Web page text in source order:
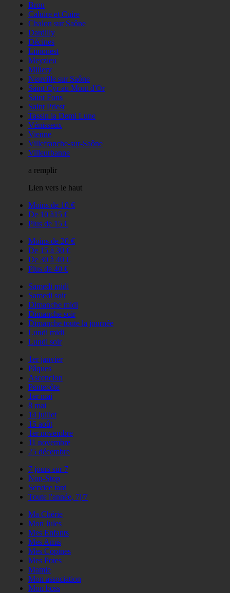
Bron
Caluire et Cuire
Chalon sur Saône
Dardilly
Décines
Limonest
Meyzieu
Millery
Neuville sur Saône
Saint Cyr au Mont d'Or
Saint Fons
Saint Priest
Tassin la Demi Lune
Vénisseux
Vienne
Villefranche-sur-Saône
Villeurbanne
a remplir
Lien vers le haut
Moins de 10 €
De 10 à15 €
Plus de 15 €
Moins de 20 €
De 15 à 30 €
De 30 à 40 €
Plus de 40 €
Samedi midi
Samedi soir
Dimanche midi
Dimanche soir
Dimanche toute la journée
Lundi midi
Lundi soir
1er janvier
Pâques
Ascencion
Pentecôte
1er mai
8 mai
14 juillet
15 août
1er novembre
11 novembre
25 décembre
7 jours sur 7
Non-Stop
Service tard
Toute l'année, 7j/7
Ma Chérie
Mon Jules
Mes Enfants
Mes Amis
Mes Copines
Mes Potes
Mamie
Mon association
Mon boss